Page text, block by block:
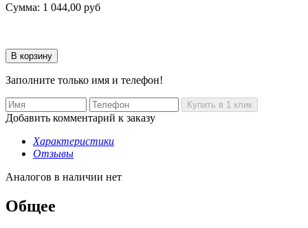
Сумма: 1 044,00 руб
Заполните только имя и телефон!
Добавить комментарий к заказу
Характеристики
Отзывы
Аналогов в наличии нет
Общее